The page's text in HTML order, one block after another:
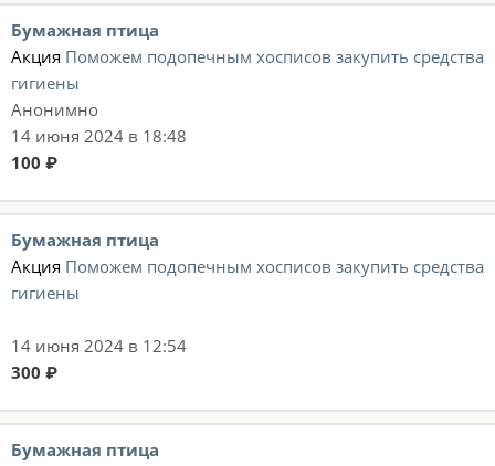
Бумажная птица
Акция Поможем подопечным хосписов закупить средства
гигиены
Анонимно
14 июня 2024 в 18:48
100 ₽
Бумажная птица
Акция Поможем подопечным хосписов закупить средства
гигиены
14 июня 2024 в 12:54
300 ₽
Бумажная птица